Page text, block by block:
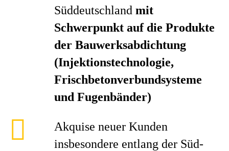
Süddeutschland mit
Schwerpunkt auf die Produkte
der Bauwerksabdichtung
(Injektionstechnologie,
Frischbetonverbundsysteme
und Fugenbänder)
Akquise neuer Kunden
insbesondere entlang der Süd-